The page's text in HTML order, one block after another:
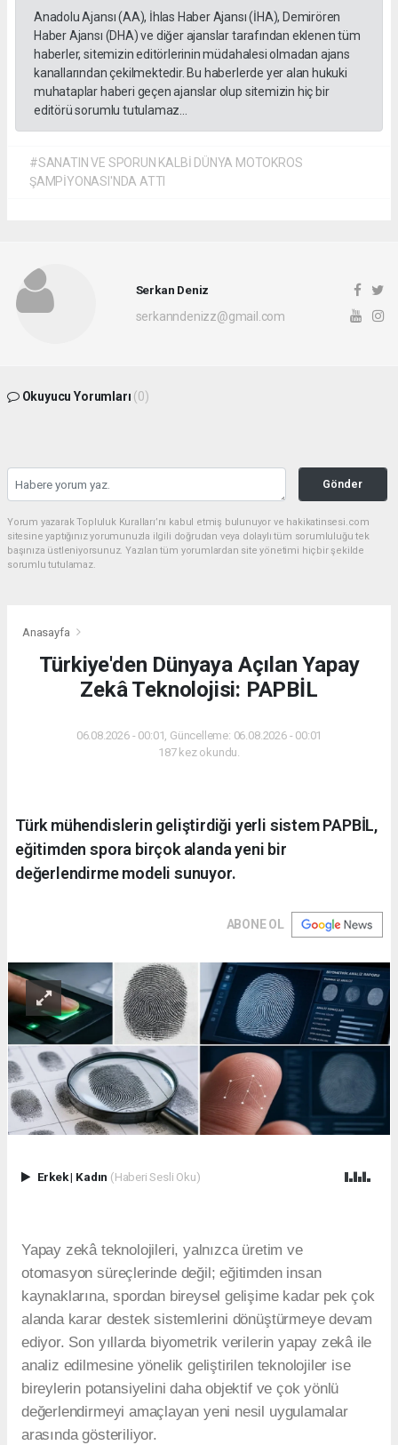
Anadolu Ajansı (AA), İhlas Haber Ajansı (İHA), Demirören
Haber Ajansı (DHA) ve diğer ajanslar tarafından eklenen tüm
haberler, sitemizin editörlerinin müdahalesi olmadan ajans
kanallarından çekilmektedir. Bu haberlerde yer alan hukuki
muhataplar haberi geçen ajanslar olup sitemizin hiç bir
editörü sorumlu tutulamaz...
#SANATIN VE SPORUN KALBİ DÜNYA MOTOKROS
ŞAMPİYONASI'NDA ATTI
Serkan Deniz
serkanndenizz@gmail.com
Okuyucu Yorumları (0)
Gönder
Yorum yazarak Topluluk Kuralları’nı kabul etmiş bulunuyor ve hakikatinsesi.com
sitesine yaptığınız yorumunuzla ilgili doğrudan veya dolaylı tüm sorumluluğu tek
başınıza üstleniyorsunuz. Yazılan tüm yorumlardan site yönetimi hiçbir şekilde
sorumlu tutulamaz.
Anasayfa
Türkiye'den Dünyaya Açılan Yapay
Zekâ Teknolojisi: PAPBİL
06.08.2026 - 00:01, Güncelleme: 06.08.2026 - 00:01
187 kez okundu.
Türk mühendislerin geliştirdiği yerli sistem PAPBİL,
eğitimden spora birçok alanda yeni bir
değerlendirme modeli sunuyor.
ABONE OL
Erkek| Kadın (Haberi Sesli Oku)
Yapay zekâ teknolojileri, yalnızca üretim ve
otomasyon süreçlerinde değil; eğitimden insan
kaynaklarına, spordan bireysel gelişime kadar pek çok
alanda karar destek sistemlerini dönüştürmeye devam
ediyor. Son yıllarda biyometrik verilerin yapay zekâ ile
analiz edilmesine yönelik geliştirilen teknolojiler ise
bireylerin potansiyelini daha objektif ve çok yönlü
değerlendirmeyi amaçlayan yeni nesil uygulamalar
arasında gösteriliyor.